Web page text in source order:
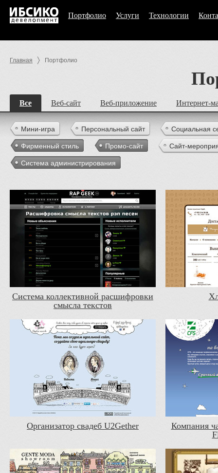
Портфолио Услуги Технологии
Главная Портфолио
Все Веб-сайт Веб-приложение Интернет-
Мини-игра Персональный сайт Социальная
Фирменный стиль Промо-сайт Сайт-
Система администрирования
Система коллективной расшифровки
смысла текстов
Организатор свадеб U2Gether
Компания